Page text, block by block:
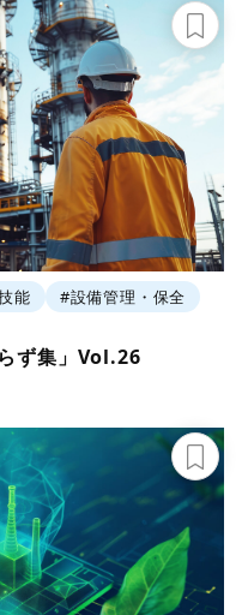
能
#設備管理・保全
ず集」Vol.26